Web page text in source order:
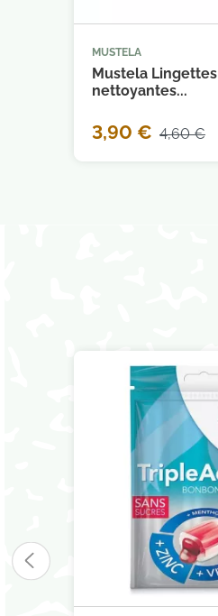
 
MUSTELA
Mustela Lingettes
nettoyantes...
3,90 € 4,60 €